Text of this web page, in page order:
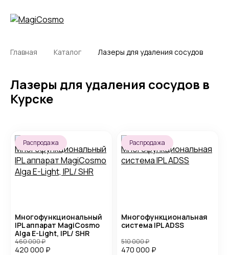
Главная Каталог Лазеры для удаления сосудов
Лазеры для удаления сосудов в
Курске
Распродажа
Многофункциональный
IPL аппарат MagiCosmo
Alga E-Light, IPL/ SHR
420 000 ₽
460 000₽
Распродажа
Многофункциональная
система IPL ADSS
470 000 ₽
510 000₽